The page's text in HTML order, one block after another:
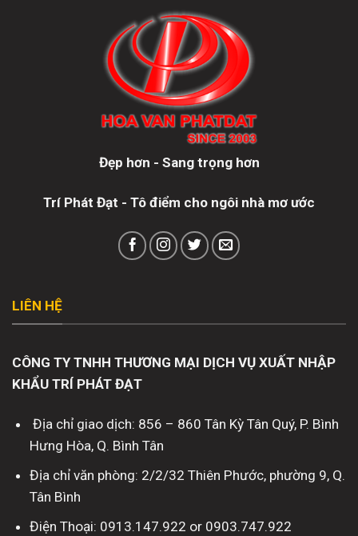
Đẹp hơn - Sang trọng hơn
Trí Phát Đạt - Tô điểm cho ngôi nhà mơ ước
LIÊN HỆ
CÔNG TY TNHH THƯƠNG MẠI DỊCH VỤ XUẤT NHẬP
KHẨU TRÍ PHÁT ĐẠT
Địa chỉ giao dịch: 856 – 860 Tân Kỳ Tân Quý, P. Bình
Hưng Hòa, Q. Bình Tân
Địa chỉ văn phòng: 2/2/32 Thiên Phước, phường 9, Q.
Tân Bình
Điện Thoại: 0913.147.922 or 0903.747.922